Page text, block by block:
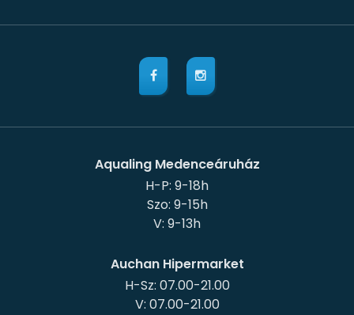
Aqualing Medenceáruház
H-P: 9-18h
Szo: 9-15h
Auchan Hipermarket
H-Sz: 07.00-21.00
V: 07.00-21.00